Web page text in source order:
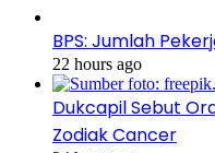
BPS: Jumlah
22 hours ago
Dukcapil Sebut
Zodiak Cancer